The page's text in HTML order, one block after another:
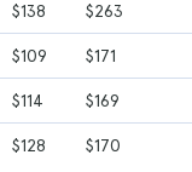
$138 $263
$109 $171
$114 $169
$128 $170